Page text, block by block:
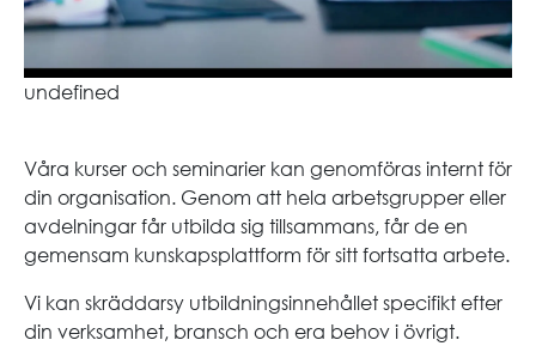
undefined
Våra kurser och seminarier kan genomföras internt för
din organisation. Genom att hela arbetsgrupper eller
avdelningar får utbilda sig tillsammans, får de en
gemensam kunskapsplattform för sitt fortsatta arbete.
Vi kan skräddarsy utbildningsinnehållet specifikt efter
din verksamhet, bransch och era behov i övrigt.